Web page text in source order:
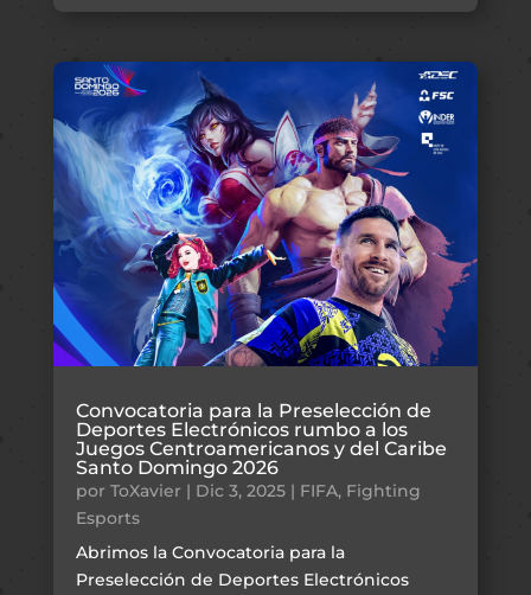
Convocatoria para la Preselección de
Deportes Electrónicos rumbo a los
Juegos Centroamericanos y del Caribe
Santo Domingo 2026
por ToXavier | Dic 3, 2025| FIFA, Fighting
Esports
Abrimos la Convocatoria para la
Preselección de Deportes Electrónicos